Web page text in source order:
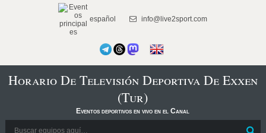
español info@live2sport.com
Horario De Televisión Deportiva De Exxen
(Tur)
Eventos deportivos en vivo en el Canal